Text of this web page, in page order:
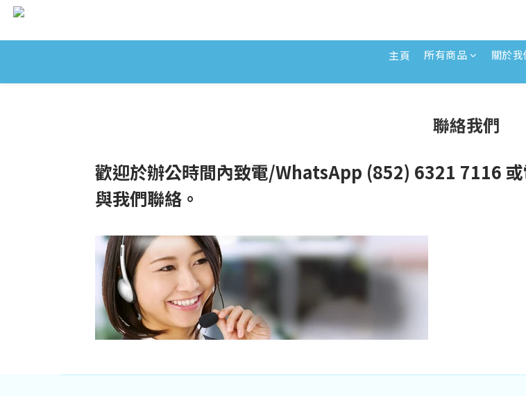
主頁 所有商品 關於我
聯絡我們
歡迎於辦公時間內致電/WhatsApp (852) 6321 7116
與我們聯絡。